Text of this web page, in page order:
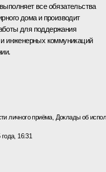
все обязательства
дома и производит
для поддержания
инженерных коммуникаций
личного приёма, Доклады об
16:31